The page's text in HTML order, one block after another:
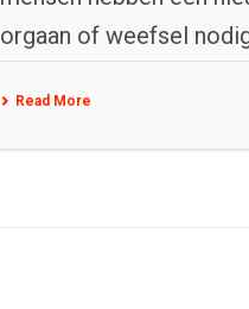
orgaan of weefsel
Read More